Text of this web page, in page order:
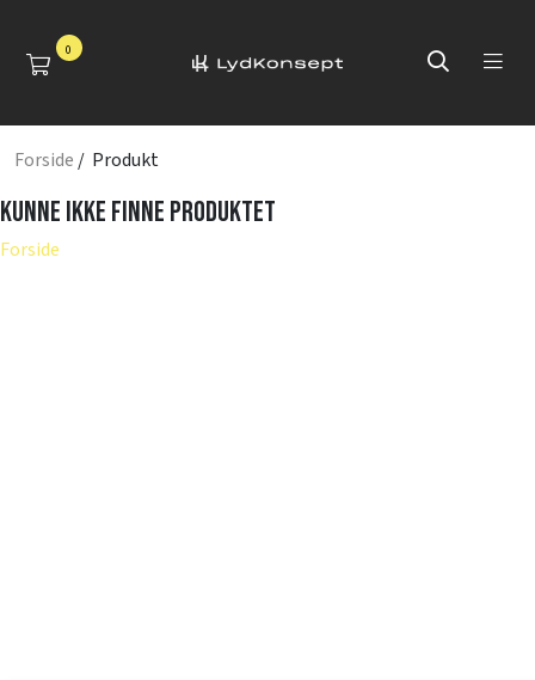
0
Forside / Produkt
Kunne ikke finne produktet
Forside